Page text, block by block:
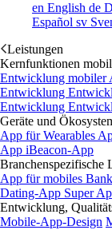
en English de
Español sv
Leistungen
Kernfunktionen
Entwicklung mobiler
Entwicklung
Entwicklung
Geräte und
App für Wearables
App iBeacon-App
Branchenspezifische
App für mobiles
Dating-App Super
Entwicklung,
Mobile-App-Design